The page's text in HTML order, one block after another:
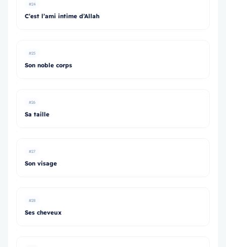
#24
C’est l’ami intime d’Allah
#25
Son noble corps
#26
Sa taille
#27
Son visage
#28
Ses cheveux